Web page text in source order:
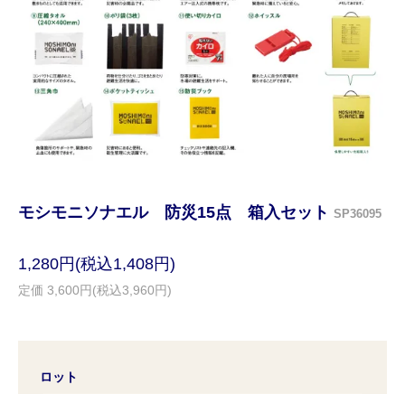
モシモニソナエル 防災15点 箱入セット SP36095
1,280円(税込1,408円)
定価 3,600円(税込3,960円)
ロット